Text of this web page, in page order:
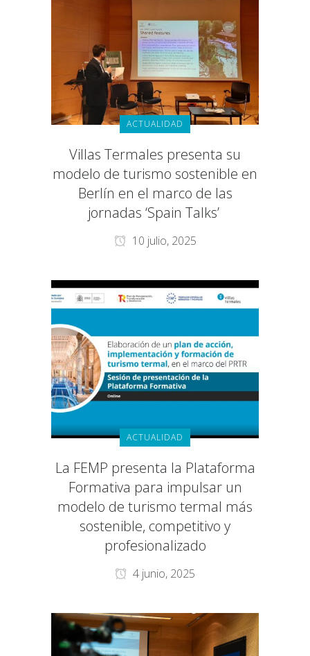
ACTUALIDAD
Villas Termales presenta su
modelo de turismo sostenible en
Berlín en el marco de las
jornadas ‘Spain Talks’
10 julio, 2025
ACTUALIDAD
La FEMP presenta la Plataforma
Formativa para impulsar un
modelo de turismo termal más
sostenible, competitivo y
profesionalizado
4 junio, 2025